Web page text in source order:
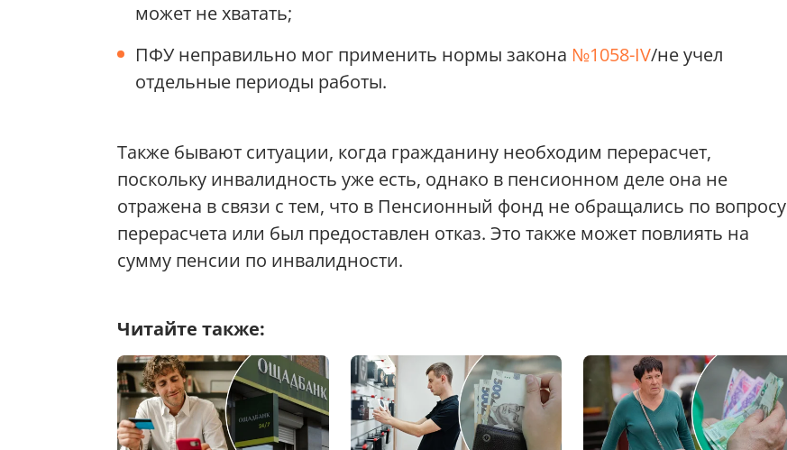
может не хватать;
ПФУ неправильно мог применить нормы закона №1058-IV/не учел
отдельные периоды работы.
Также бывают ситуации, когда гражданину необходим перерасчет,
поскольку инвалидность уже есть, однако в пенсионном деле она не
отражена в связи с тем, что в Пенсионный фонд не обращались по вопросу
перерасчета или был предоставлен отказ. Это также может повлиять на
сумму пенсии по инвалидности.
Читайте также: